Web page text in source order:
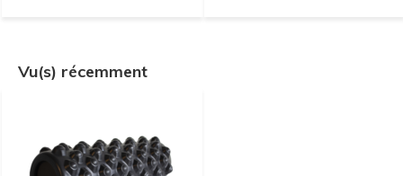
Vu(s) récemment